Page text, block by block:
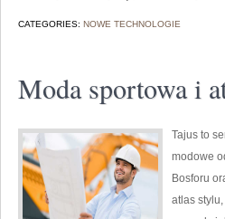
CATEGORIES: NOWE TECHNOLOGIE
Moda sportowa i
Tajus to
modowe
Bosforu
atlas